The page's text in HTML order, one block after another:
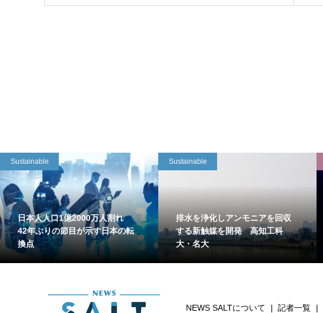
Sustainable
日本人人口1億2000万人割れ
42年ぶりの節目が示す日本の転
換点
Sustainable
排水を浄化しアンモニアを回収
する新触媒を開発 高知工科
大・名大
NEWS SALTについて 記者一覧